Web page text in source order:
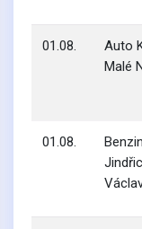
01.08.
Auto
Malé
01.08.